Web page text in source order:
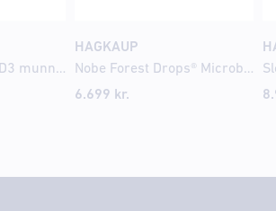
Nordaid Omega + D3 munnúði 40 dagskammtar
HAGKAUP
Nobe Forest Drops® Microbiome Booster 30ml
6.699 kr.